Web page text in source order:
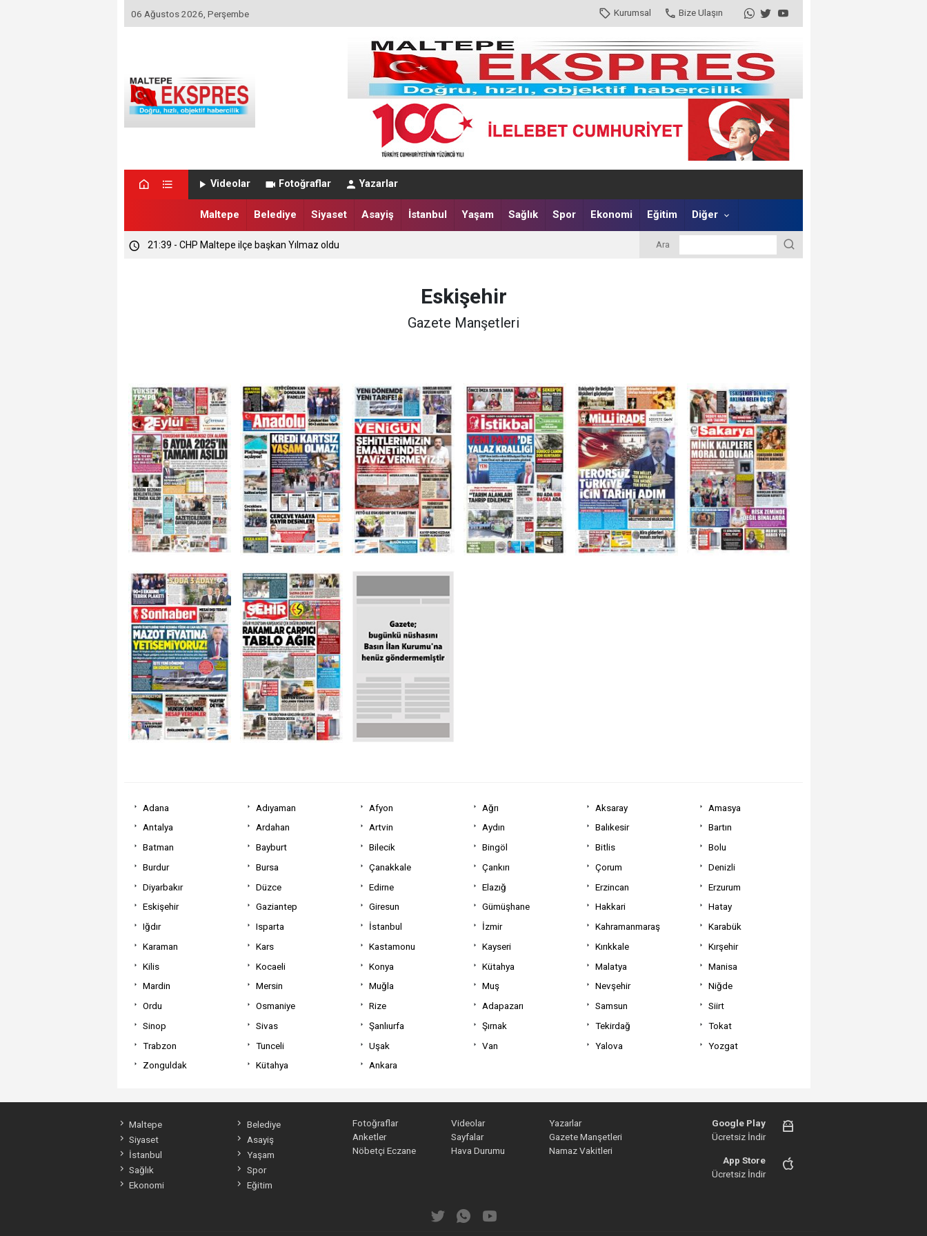
06 Ağustos 2026, Perşembe Kurumsal Bize Ulaşın
Videolar Fotoğraflar Yazarlar
Maltepe Belediye Siyaset Asayiş İstanbul Yaşam Sağlık Spor Ekonomi Eğitim Diğer
21:39 - CHP Maltepe ilçe başkan Yılmaz oldu Ara
Eskişehir
Gazete Manşetleri
Adana Adıyaman Afyon Ağrı Aksaray
Amasya
Antalya
Ardahan Artvin Aydın Balıkesir
Bartın
Batman
Bayburt Bilecik Bingöl Bitlis
Bolu
Burdur
Bursa Çanakkale Çankırı Çorum
Denizli
Diyarbakır
Düzce Edirne Elazığ Erzincan
Erzurum
Eskişehir
Gaziantep Giresun Gümüşhane Hakkari
Hatay
Iğdır
Isparta İstanbul İzmir Kahramanmaraş
Karabük
Karaman
Kars Kastamonu Kayseri Kırıkkale
Kırşehir
Kilis
Kocaeli Konya Kütahya Malatya
Manisa
Mardin
Mersin Muğla Muş Nevşehir
Niğde
Ordu
Osmaniye Rize Adapazarı Samsun
Siirt
Sinop
Sivas Şanlıurfa Şırnak Tekirdağ
Tokat
Trabzon
Tunceli Uşak Van Yalova
Yozgat
Zonguldak
Kütahya Ankara
Maltepe
Belediye
Siyaset
Asayiş
İstanbul
Yaşam
Sağlık
Spor
Ekonomi
Eğitim
Fotoğraflar Videolar
Yazarlar
Anketler
Sayfalar
Gazete Manşetleri
Nöbetçi Eczane
Hava Durumu Namaz Vakitleri
Google Play
Ücretsiz İndir
App Store
Ücretsiz İndir